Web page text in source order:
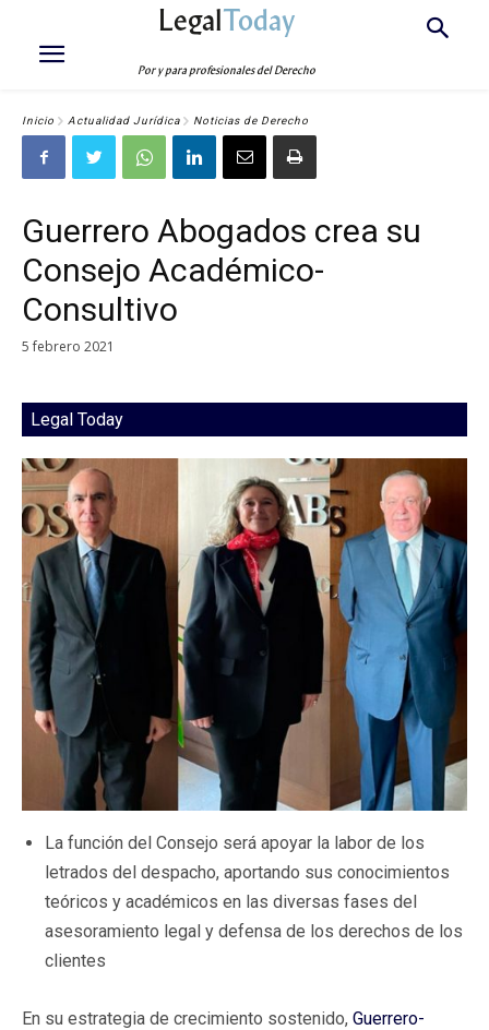
LegalToday
Por y para profesionales del Derecho
Inicio Actualidad Jurídica Noticias de Derecho
Guerrero Abogados crea su
Consejo Académico-
Consultivo
5 febrero 2021
Legal Today
La función del Consejo será apoyar la labor de los
letrados del despacho, aportando sus conocimientos
teóricos y académicos en las diversas fases del
asesoramiento legal y defensa de los derechos de los
clientes
En su estrategia de crecimiento sostenido, Guerrero-